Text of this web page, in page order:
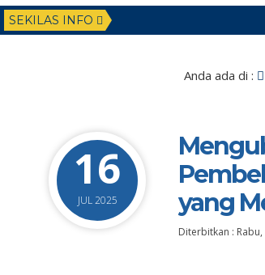
SEKILAS INFO
Anda ada di :
16
JUL 2025
yang
Diterbitkan :